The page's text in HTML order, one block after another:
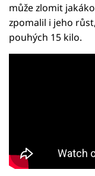
může zlomit
zpomalil i jeho
pouhých 15 kilo.